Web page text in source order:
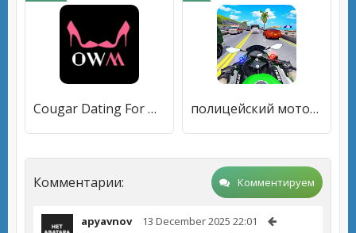
Cougar Dating For Older Women полицейский мотоцикл шоссе наездник гоночные игры
Комментарии: Комментируем
apyavnov 13 December 2025 22:01